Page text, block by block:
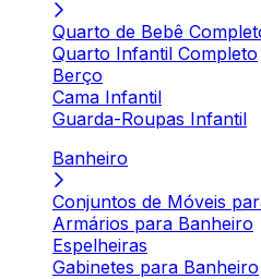
Quarto de Bebê
Quarto Infantil Completo
Berço
Cama Infantil
Guarda-Roupas Infantil
Banheiro
Conjuntos de Móveis
Armários para Banheiro
Espelheiras
Gabinetes para Banheiro